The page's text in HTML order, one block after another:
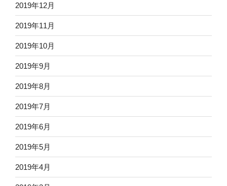
2019年12月
2019年11月
2019年10月
2019年9月
2019年8月
2019年7月
2019年6月
2019年5月
2019年4月